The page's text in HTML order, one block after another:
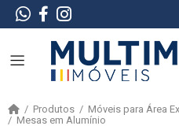
Produtos
Móveis para Área
Mesas em Alumínio